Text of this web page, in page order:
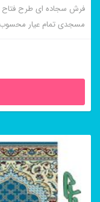
فرش سجاده ای طرح
مسجدی تمام عیار